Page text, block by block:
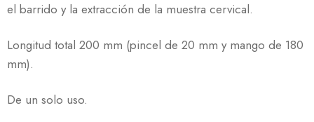
el barrido y la extracción de la muestra cervical.
Longitud total 200 mm (pincel de 20 mm y mango de 180
mm).
De un solo uso.